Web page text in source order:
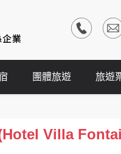
團體旅遊 旅遊
Villa